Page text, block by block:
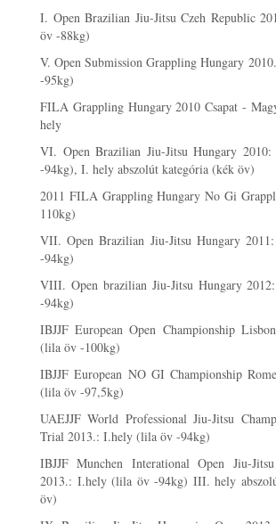
I. Open Brazilian Jiu-Jitsu Czeh Republic
öv -88kg)
V. Open Submission Grappling Hungary
-95kg)
FILA Grappling Hungary 2010 Csapat -
hely
VI. Open Brazilian Jiu-Jitsu Hungary
-94kg), I. hely abszolút kategória (kék öv)
2011 FILA Grappling Hungary No Gi
110kg)
VII. Open Brazilian Jiu-Jitsu Hungary
-94kg)
VIII. Open brazilian Jiu-Jitsu Hungary
-94kg)
IBJJF European Open Championship
(lila öv -100kg)
IBJJF European NO GI Championship
(lila öv -97,5kg)
UAEJJF World Professional Jiu-Jitsu
Trial 2013.: I.hely (lila öv -94kg)
IBJJF Munchen Interational Open Jiu-Jitsu
2013.: I.hely (lila öv -94kg) III. hely
öv)